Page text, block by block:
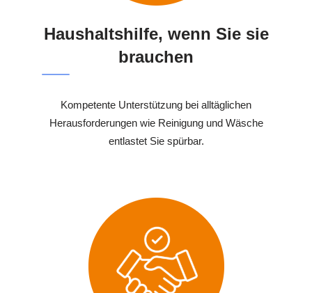
Haushaltshilfe, wenn Sie sie
brauchen
Kompetente Unterstützung bei alltäglichen
Herausforderungen wie Reinigung und Wäsche
entlastet Sie spürbar.